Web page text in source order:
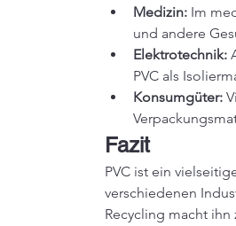
Medizin: Im
und andere
Elektrotechnik:
PVC als
Konsumgüter:
Fazit
PVC ist ein
verschiedenen
Recycling macht